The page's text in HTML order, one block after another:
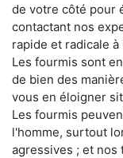
de votre côté pour
contactant nos
rapide et radicale
Les fourmis sont
de bien des
vous en éloigner
Les fourmis
l'homme, surtout
agressives ; et